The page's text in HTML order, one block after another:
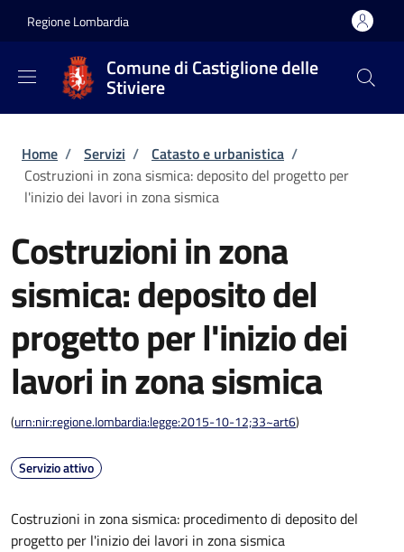
Regione Lombardia
Comune di Castiglione delle
Stiviere
Briciole di pane
Home / Servizi / Catasto e urbanistica /
Costruzioni in zona sismica: deposito del progetto per
l'inizio dei lavori in zona sismica
Costruzioni in zona
sismica: deposito del
progetto per l'inizio dei
lavori in zona sismica
(urn:nir:regione.lombardia:legge:2015-10-12;33~art6)
Servizio attivo
Costruzioni in zona sismica: procedimento di deposito del
progetto per l'inizio dei lavori in zona sismica